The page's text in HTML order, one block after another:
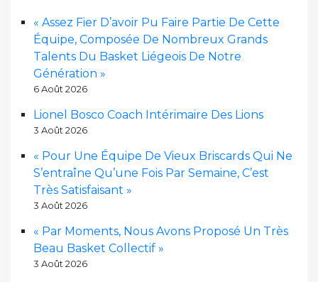
« Assez Fier D’avoir Pu Faire Partie De Cette
Équipe, Composée De Nombreux Grands
Talents Du Basket Liégeois De Notre
Génération »
6 Août 2026
Lionel Bosco Coach Intérimaire Des Lions
3 Août 2026
« Pour Une Équipe De Vieux Briscards Qui Ne
S’entraîne Qu’une Fois Par Semaine, C’est
Très Satisfaisant »
3 Août 2026
« Par Moments, Nous Avons Proposé Un Très
Beau Basket Collectif »
3 Août 2026